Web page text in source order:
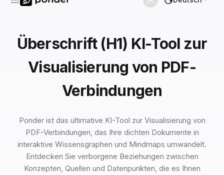
Überschrift (H1) KI-Tool zur
Visualisierung von PDF-
Verbindungen
Ponder ist das ultimative KI-Tool zur Visualisierung von
PDF-Verbindungen, das Ihre dichten Dokumente in
interaktive Wissensgraphen und Mindmaps umwandelt.
Entdecken Sie verborgene Beziehungen zwischen
Konzepten, Quellen und Datenpunkten, die es Ihnen